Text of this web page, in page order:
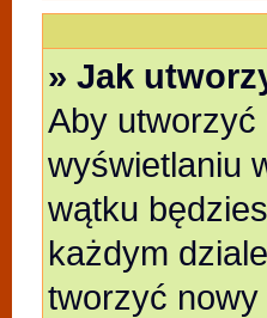
» Jak
Aby utworzyć
wyświetlaniu
wątku
każdym
tworzyć nowy